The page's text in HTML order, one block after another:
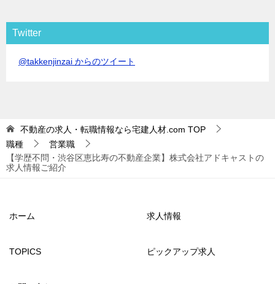
Twitter
@takkenjinzai からのツイート
不動産の求人・転職情報なら宅建人材.com TOP
職種
営業職
【学歴不問・渋谷区恵比寿の不動産企業】株式会社アドキャストの
求人情報ご紹介
ホーム 求人情報
TOPICS ピックアップ求人